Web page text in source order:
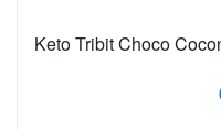
Keto Tribit Choco